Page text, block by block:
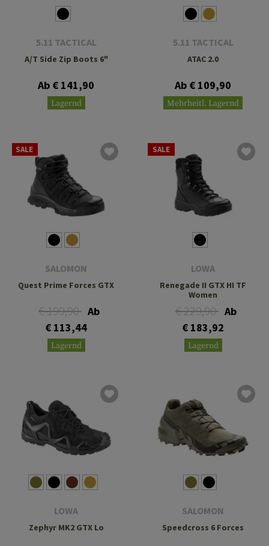
5.11 TACTICAL
A/T Side Zip Boots 6"
Ab € 141,90
Lagernd
5.11 TACTICAL
ATAC 2.0
Ab € 109,90
Mehrheitl. Lagernd
SALE
SALOMON
Quest Prime Forces GTX
€ 199,90 Ab
€ 113,44
Lagernd
SALE
LOWA
Renegade II GTX HI TF
Women
€ 229,90 Ab
€ 183,92
Lagernd
LOWA
Zephyr MK2 GTX Lo
SALOMON
Speedcross 6 Forces